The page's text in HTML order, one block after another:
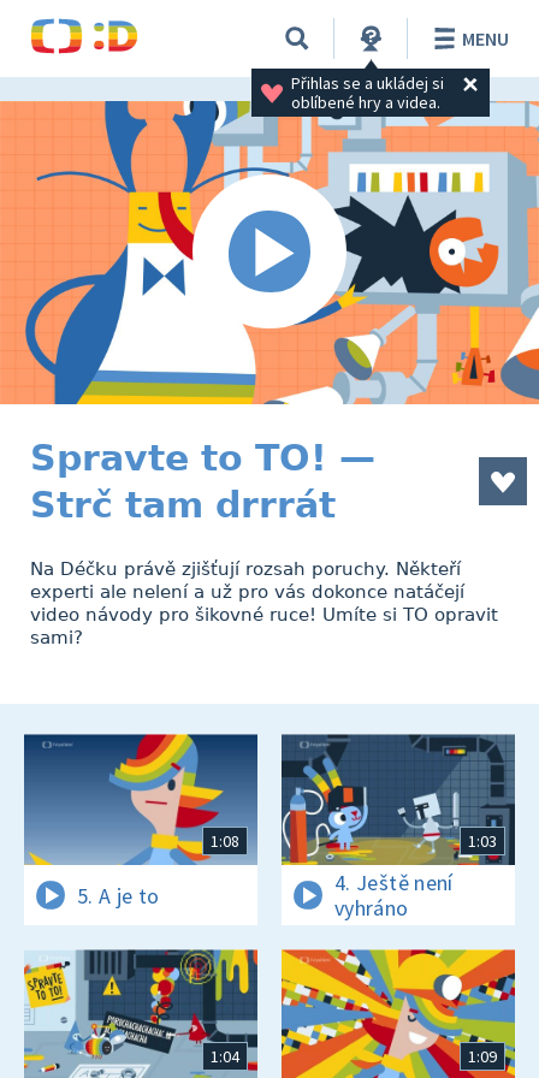
Přihlas se a ukládej si
oblíbené hry a videa.
MENU
Spravte to TO! —
Strč tam drrrát
Na Déčku právě zjišťují rozsah poruchy. Někteří
experti ale nelení a už pro vás dokonce natáčejí
video návody pro šikovné ruce! Umíte si TO opravit
sami?
1:08
5. A je to
1:03
4. Ještě není
vyhráno
1:04 1:09